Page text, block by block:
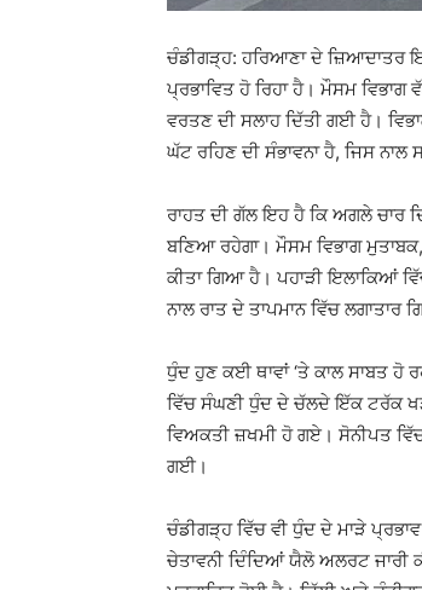
ਚੰਡੀਗੜ੍ਹ: ਹਰਿਆਣਾ ਦੇ ਜ਼ਿਆਦਾਤਰ
ਪ੍ਰਭਾਵਿਤ ਹੋ ਰਿਹਾ ਹੈ। ਮੌਸਮ
ਵਰਤਣ ਦੀ ਸਲਾਹ ਦਿੱਤੀ ਗਈ ਹੈ।
ਘੱਟ ਰਹਿਣ ਦੀ ਸੰਭਾਵਨਾ ਹੈ, ਜਿਸ
ਰਾਹਤ ਦੀ ਗੱਲ ਇਹ ਹੈ ਕਿ ਅਗਲੇ ਚਾਰ
ਬਣਿਆ ਰਹੇਗਾ। ਮੌਸਮ ਵਿਭਾਗ
ਕੀਤਾ ਗਿਆ ਹੈ। ਪਹਾੜੀ ਇਲਾਕਿਆਂ
ਨਾਲ ਰਾਤ ਦੇ ਤਾਪਮਾਨ ਵਿੱਚ ਲਗਾਤਾਰ
ਧੁੰਦ ਹੁਣ ਕਈ ਥਾਵਾਂ ‘ਤੇ ਕਾਲ ਸਾਬਤ ਹੋ
ਵਿੱਚ ਸੰਘਣੀ ਧੁੰਦ ਦੇ ਚੱਲਦੇ ਇੱਕ ਟਰੱਕ
ਵਿਅਕਤੀ ਜ਼ਖਮੀ ਹੋ ਗਏ। ਸੋਨੀਪਤ
ਗਈ।
ਚੰਡੀਗੜ੍ਹ ਵਿੱਚ ਵੀ ਧੁੰਦ ਦੇ ਮਾੜੇ
ਚੇਤਾਵਨੀ ਦਿੰਦਿਆਂ ਯੈਲੋ ਅਲਰਟ ਜਾਰੀ